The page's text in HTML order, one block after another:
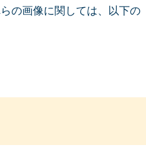
の画像に関しては、以下の